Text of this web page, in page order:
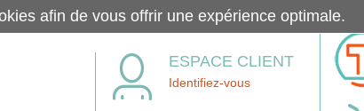
ESPACE CLIENT
Identifiez-vous
afin de vous offrir une expérience optimale.